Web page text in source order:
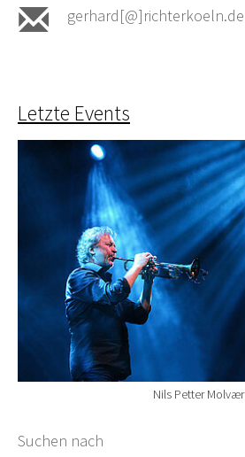
gerhard[@]richterkoeln.de
Letzte Events
Nils Petter Molvær
Suchformular
Suchen nach